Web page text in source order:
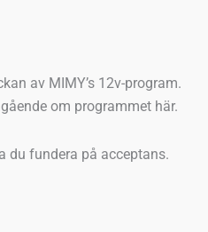
av MIMY’s 12v-program.
om programmet här.
du fundera på acceptans.